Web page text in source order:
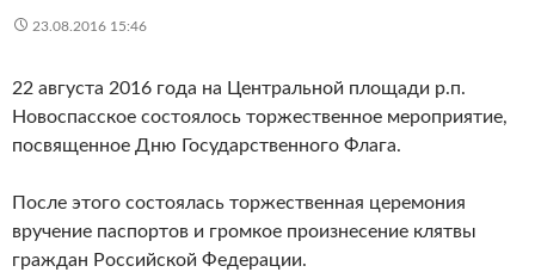
23.08.2016 15:46
22 августа 2016 года на Центральной площади р.п.
Новоспасское состоялось торжественное мероприятие,
посвященное Дню Государственного Флага.
После этого состоялась торжественная церемония
вручение паспортов и громкое произнесение клятвы
граждан Российской Федерации.